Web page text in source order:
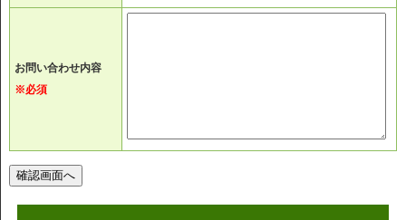
お問い合わせ内容
※必須